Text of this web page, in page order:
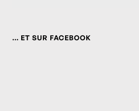
… ET SUR FACEBOOK